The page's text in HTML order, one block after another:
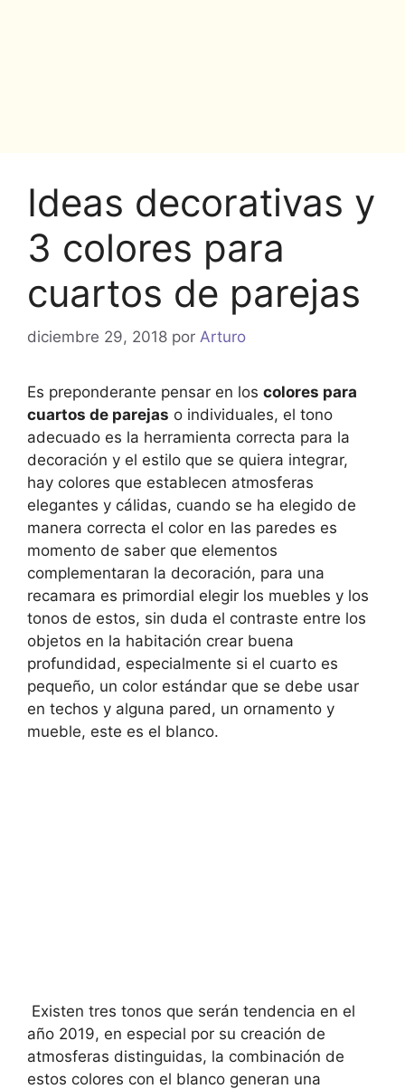
Ideas decorativas y
3 colores para
cuartos de parejas
diciembre 29, 2018 por Arturo
Es preponderante pensar en los colores para
cuartos de parejas o individuales, el tono
adecuado es la herramienta correcta para la
decoración y el estilo que se quiera integrar,
hay colores que establecen atmosferas
elegantes y cálidas, cuando se ha elegido de
manera correcta el color en las paredes es
momento de saber que elementos
complementaran la decoración, para una
recamara es primordial elegir los muebles y los
tonos de estos, sin duda el contraste entre los
objetos en la habitación crear buena
profundidad, especialmente si el cuarto es
pequeño, un color estándar que se debe usar
en techos y alguna pared, un ornamento y
mueble, este es el blanco.
Existen tres tonos que serán tendencia en el
año 2019, en especial por su creación de
atmosferas distinguidas, la combinación de
estos colores con el blanco generan una